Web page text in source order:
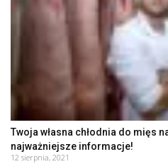
Twoja własna chłodnia do mięs
najważniejsze informacje!
12 sierpnia, 2021